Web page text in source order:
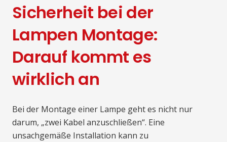
Sicherheit bei der
Lampen Montage:
Darauf kommt es
wirklich an
Bei der Montage einer Lampe geht es nicht nur
darum, „zwei Kabel anzuschließen“. Eine
unsachgemäße Installation kann zu